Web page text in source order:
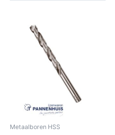
Metaalboren HSS